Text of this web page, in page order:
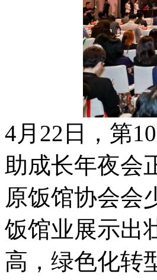
4月22日，第
助成长年夜
原饭馆协会会
饭馆业展示出
高，绿色化转